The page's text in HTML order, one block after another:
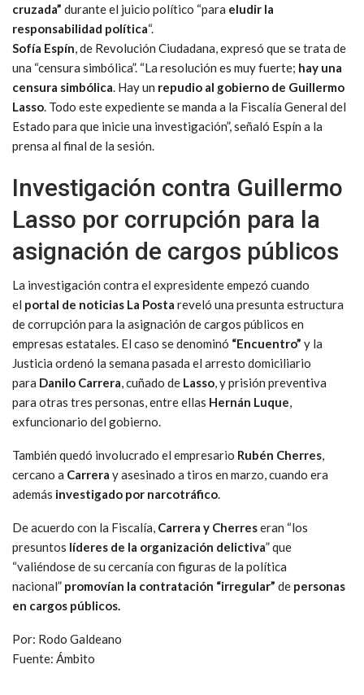
cruzada” durante el juicio político “para eludir la
responsabilidad política“.
Sofía Espín, de Revolución Ciudadana, expresó que se trata de
una “censura simbólica”. “La resolución es muy fuerte; hay una
censura simbólica. Hay un repudio al gobierno de Guillermo
Lasso. Todo este expediente se manda a la Fiscalía General del
Estado para que inicie una investigación”, señaló Espín a la
prensa al final de la sesión.
Investigación contra Guillermo
Lasso por corrupción para la
asignación de cargos públicos
La investigación contra el expresidente empezó cuando
el portal de noticias La Posta reveló una presunta estructura
de corrupción para la asignación de cargos públicos en
empresas estatales. El caso se denominó “Encuentro” y la
Justicia ordenó la semana pasada el arresto domiciliario
para Danilo Carrera, cuñado de Lasso, y prisión preventiva
para otras tres personas, entre ellas Hernán Luque,
exfuncionario del gobierno.
También quedó involucrado el empresario Rubén Cherres,
cercano a Carrera y asesinado a tiros en marzo, cuando era
además investigado por narcotráfico.
De acuerdo con la Fiscalía, Carrera y Cherreseran “los
presuntos líderes de la organización delictiva” que
“valiéndose de su cercanía con figuras de la política
nacional” promovían la contratación “irregular” de personas
en cargos públicos.
Por: Rodo Galdeano
Fuente: Ámbito